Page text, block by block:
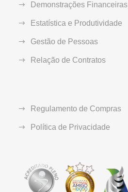
Demonstrações Financeiras
Estatística e Produtividade
Gestão de Pessoas
Relação de Contratos
Regulamento de Compras
Política de Privacidade